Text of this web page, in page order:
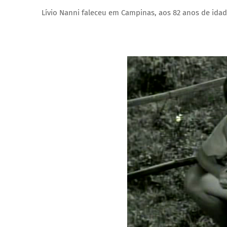
Lívio Nanni faleceu em Campinas, aos 82 anos de